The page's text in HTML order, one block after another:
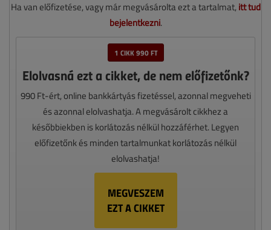
Ha van előfizetése, vagy már megvásárolta ezt a tartalmat, itt tud
bejelentkezni.
1 CIKK 990 FT
Elolvasná ezt a cikket, de nem előfizetőnk?
990 Ft-ért, online bankkártyás fizetéssel, azonnal megveheti
és azonnal elolvashatja. A megvásárolt cikkhez a
későbbiekben is korlátozás nélkül hozzáférhet. Legyen
előfizetőnk és minden tartalmunkat korlátozás nélkül
elolvashatja!
MEGVESZEM
EZT A CIKKET